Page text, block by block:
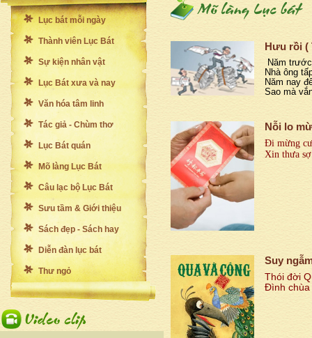
Lục bát mỗi ngày
Thành viên Lục Bát
Sự kiện nhân vật
Lục Bát xưa và nay
Văn hóa tâm linh
Tác giả - Chùm thơ
Lục Bát quán
Mõ làng Lục Bát
Câu lạc bộ Lục Bát
Sưu tầm & Giới thiệu
Sách đẹp - Sách hay
Diễn đàn lục bát
Thư ngỏ
Hưu rồi (
Năm
Nhà ông
Năm nay
Sao mà
Nỗi lo
Đi mừng
Xin thưa
Suy
Thói đời
Đình chùa